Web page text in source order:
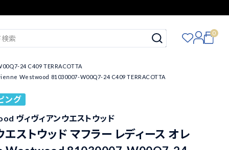
0
24 C409 TERRACOTTA
Westwood 81030007-W00Q7-24 C409 TERRACOTTA
ング
ヴィヴィアンウエストウッド
エストウッド マフラー レディース オレ